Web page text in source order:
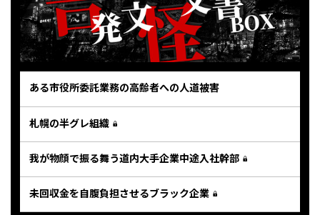
ある市役所委託業務の高齢者への人道被害
札幌の半グレ組織
我が物顔で振る舞う道内大手企業中途入社幹部
未回収金を自腹負担させるブラック企業